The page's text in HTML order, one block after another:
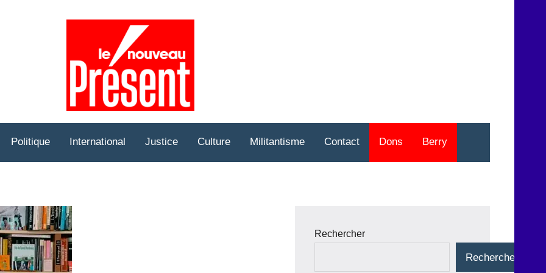
Politique International Justice Culture Militantisme Contact Dons Berry
Rechercher
Rechercher